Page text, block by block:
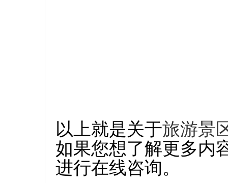
以上就是关于旅游景
如果您想了解更多内
进行在线咨询。